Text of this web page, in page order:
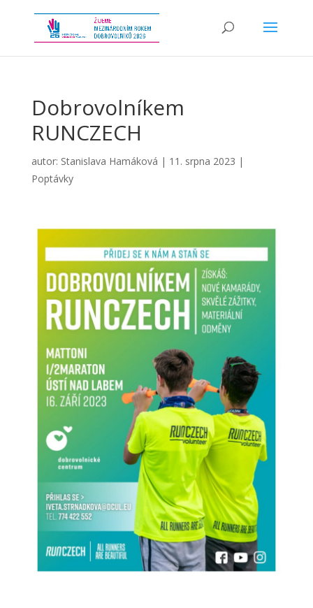
Dobrovolníkem
RUNCZECH
autor: Stanislava Hamáková | 11. srpna 2023 |
Poptávky